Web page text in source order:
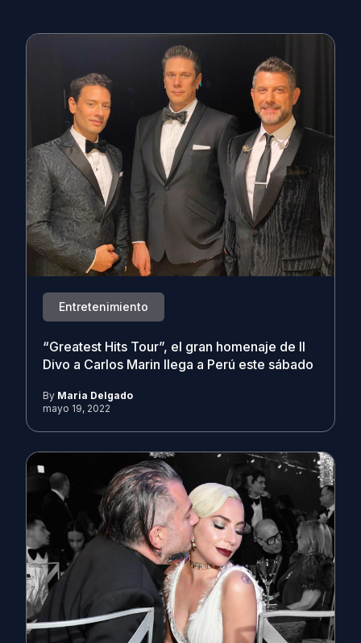
Entretenimiento
“Greatest Hits Tour”, el gran homenaje de Il
Divo a Carlos Marin llega a Perú este sábado
By Maria Delgado
mayo 19, 2022